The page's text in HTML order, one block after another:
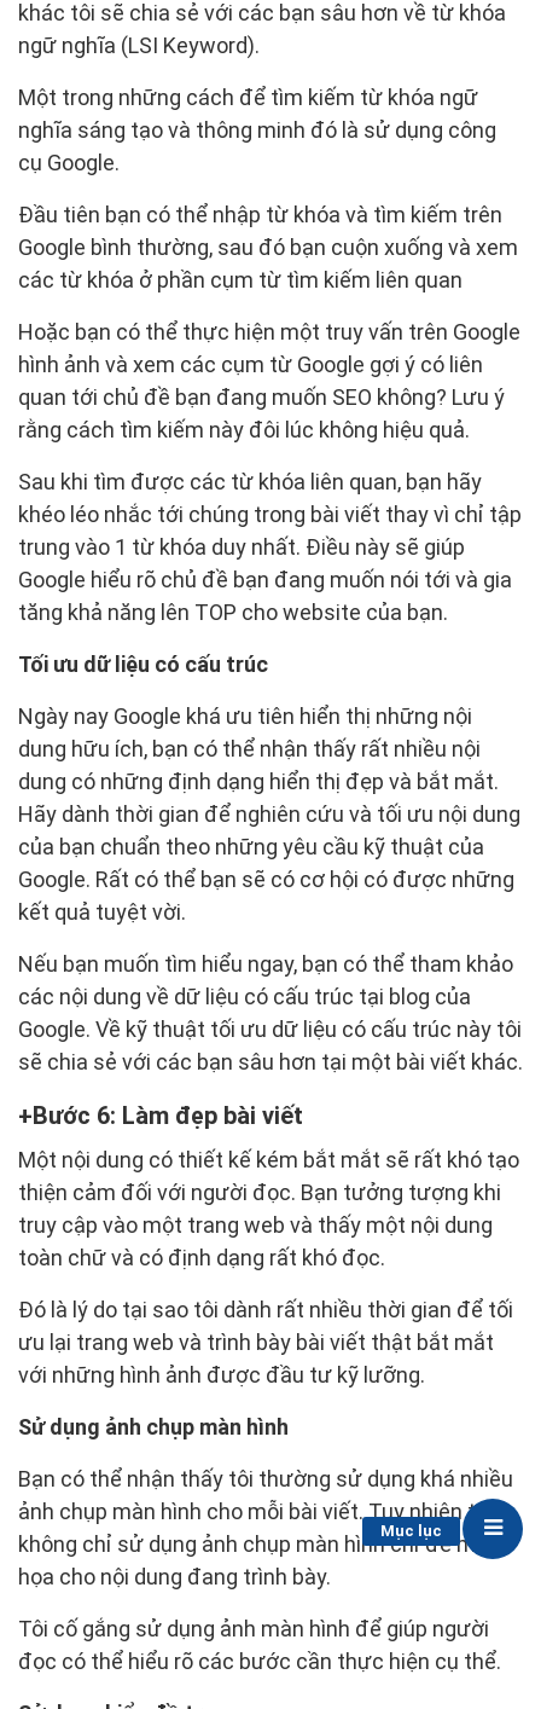
Mục lục
khác tôi sẽ chia sẻ với các bạn sâu hơn về từ khóa
ngữ nghĩa (LSI Keyword).
Một trong những cách để tìm kiếm từ khóa ngữ
nghĩa sáng tạo và thông minh đó là sử dụng công
cụ Google.
Đầu tiên bạn có thể nhập từ khóa và tìm kiếm trên
Google bình thường, sau đó bạn cuộn xuống và xem
các từ khóa ở phần cụm từ tìm kiếm liên quan
Hoặc bạn có thể thực hiện một truy vấn trên Google
hình ảnh và xem các cụm từ Google gợi ý có liên
quan tới chủ đề bạn đang muốn SEO không? Lưu ý
rằng cách tìm kiếm này đôi lúc không hiệu quả.
Sau khi tìm được các từ khóa liên quan, bạn hãy
khéo léo nhắc tới chúng trong bài viết thay vì chỉ tập
trung vào 1 từ khóa duy nhất. Điều này sẽ giúp
Google hiểu rõ chủ đề bạn đang muốn nói tới và gia
tăng khả năng lên TOP cho website của bạn.
Tối ưu dữ liệu có cấu trúc
Ngày nay Google khá ưu tiên hiển thị những nội
dung hữu ích, bạn có thể nhận thấy rất nhiều nội
dung có những định dạng hiển thị đẹp và bắt mắt.
Hãy dành thời gian để nghiên cứu và tối ưu nội dung
của bạn chuẩn theo những yêu cầu kỹ thuật của
Google. Rất có thể bạn sẽ có cơ hội có được những
kết quả tuyệt vời.
Nếu bạn muốn tìm hiểu ngay, bạn có thể tham khảo
các nội dung về dữ liệu có cấu trúc tại blog của
Google. Về kỹ thuật tối ưu dữ liệu có cấu trúc này tôi
sẽ chia sẻ với các bạn sâu hơn tại một bài viết khác.
Bước 6: Làm đẹp bài viết
Một nội dung có thiết kế kém bắt mắt sẽ rất khó tạo
thiện cảm đối với người đọc. Bạn tưởng tượng khi
truy cập vào một trang web và thấy một nội dung
toàn chữ và có định dạng rất khó đọc.
Đó là lý do tại sao tôi dành rất nhiều thời gian để tối
ưu lại trang web và trình bày bài viết thật bắt mắt
với những hình ảnh được đầu tư kỹ lưỡng.
Sử dụng ảnh chụp màn hình
Bạn có thể nhận thấy tôi thường sử dụng khá nhiều
ảnh chụp màn hình cho mỗi bài viết. Tuy nhiên tôi
không chỉ sử dụng ảnh chụp màn hình chỉ để minh
họa cho nội dung đang trình bày.
Tôi cố gắng sử dụng ảnh màn hình để giúp người
đọc có thể hiểu rõ các bước cần thực hiện cụ thể.